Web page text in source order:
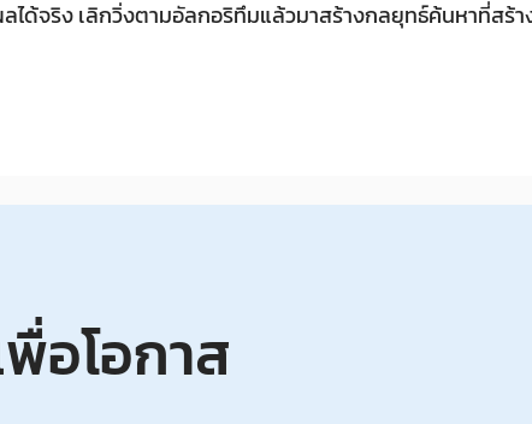
ได้จริง เลิกวิ่งตามอัลกอริทึมแล้วมาสร้างกลยุทธ์ค้นหาที่สร้า
อโอกาส